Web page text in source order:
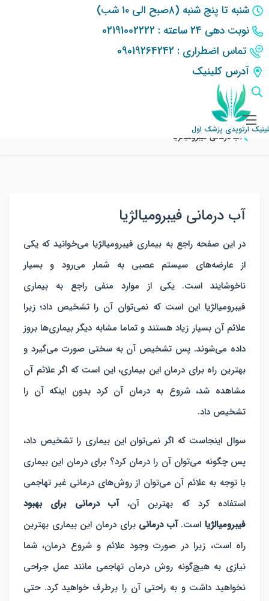
شنبه تا پنج شنبه (۸صبح الی ۱۰ شب)
نوبت دهی 24 ساعته : 02191002222
تماس اضطراری : 09019264242
آدرس کلینیک
ارتوپدی پزشک اول
کلینیک ارتوپدی پزشک اول
کلینیک آب‌ درمانی؛ تسکین درد و استرس با قدرت آب
آب درمانی فیبرومیالژیا
آب درمانی فیبرومیالژیا
در این صفحه راجع به بیماری فیبرومیالژیا می‌خوانید که یکی
از عارضه‌های سیستم عصبی به شمار می‌رود و بسیار
ناخوشایند است. یکی از موارد منفی راجع به بیماری
فیبرومیالژیا این است که نمی‌توان آن را تشخیص داد؛ زیرا
علائم آن بسیار زیاد هستند و تماما مشابه دیگر بیماری‌ها بروز
داده می‌شوند. پس تشخیص آن به سختی صورت می‌گیرد و
بهترین راه برای درمان این بیماری، این است که اگر علائم آن
مشاهده شد، شروع به درمان آن کرد بدون اینکه آن را
تشخیص داد.
سوال اینجاست که اگر نمی‌توان این بیماری را تشخیص داد،
پس چگونه می‌توان آن را درمان کرد؟ برای درمان این بیماری
با توجه به علائم آن می‌توان از روش‌های درمانی غیر تهاجمی
استفاده کرد که بهترین آن،آب درمانی برای بهبود
فیبرومیالژیا است.آب درمانی برای درمان این بیماری بهترین
راه است، زیرا در صورت وجود علائم و شروع درمان، شما
نیازی به هیچ‌گونه روش درمان تهاجمی مانند عمل جراحی
نخواهید داشت و به راحتی آن را برطرف خواهید کرد. حتی